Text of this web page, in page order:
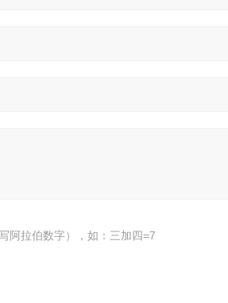
阿拉伯数字），如：三加四=7